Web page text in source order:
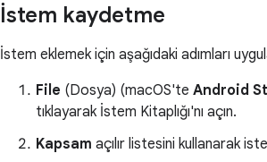
İstem kaydetme
İstem eklemek için aşağıdaki adımları
File (Dosya) (macOS'te Android
tıklayarak İstem Kitaplığı'nı açın.
Kapsam açılır listesini kullanarak